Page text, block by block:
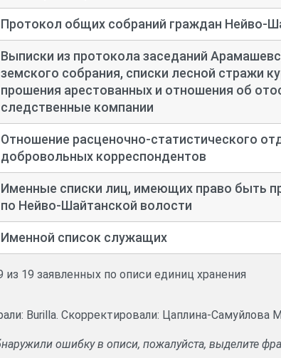
Протокол общих собраний граждан Нейво-
Выписки из протокола заседаний
земского собрания, списки лесной стражи
прошения арестованных и отношения об
следственные компании
Отношение расценочно-статистического
добровольных корреспондентов
Именные списки лиц, имеющих право быть
по Нейво-Шайтанской волости
Именной список служащих
из 19 заявленных по описи единиц хранения
Burilla. Скорректировали: Цаплина-Самуйлова
ошибку в описи, пожалуйста, выделите